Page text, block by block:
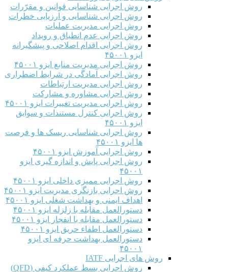
روش اجرایی شناسایی قوانین و مقرّرات
روش اجرایی شناسایی و ارزیابی خطرات
روش اجرایی مدیریت عملیات
روش اجرایی عدم انطباق و رویداد
روش اجرایی اقدام اصلاحی و پیشگیرانه
ایزو ۴۵۰۰۱
روش اجرایی مدیریت منابع ایزو ۴۵۰۰۱
روش اجرایی آمادگی در شرایط اضطراری
روش اجرایی مدیریت ارتباطات
روش اجرایی مشاوره و مشارکت
روش اجرایی مدیریت تغییرات ایزو ۴۵۰۰۱
روش اجرایی کنترل مستندات و سوابق
ایزو ۴۵۰۰۱
روش اجرایی شناسایی ریسک ها و فرصت
ها ایزو ۴۵۰۰۱
روش اجرایی آموزش ایزو ۴۵۰۰۱
روش اجرایی پایش و اندازه گیری ایزو
۴۵۰۰۱
روش اجرایی ممیزی داخلی ایزو ۴۵۰۰۱
روش اجرایی بازنگری مدیریت ایزو ۴۵۰۰۱
اهداف ایمنی و بهداشت شغلی ایزو ۴۵۰۰۱
دستورالعمل مقابله با زلزله ایزو ۴۵۰۰۱
دستورالعمل مقابله با انفجار ایزو ۴۵۰۰۱
دستورالعمل اطفاء حریق ایزو ۴۵۰۰۱
دستورالعمل بهداشت حرفه ای ایزو
۴۵۰۰۱
روش های اجرایی IATF
روش اجرایی بسط عملکرد کیفی (QFD)